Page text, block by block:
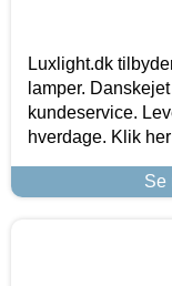
Luxlight.dk
lamper.
kundeservice.
hverdage. Klik
Se